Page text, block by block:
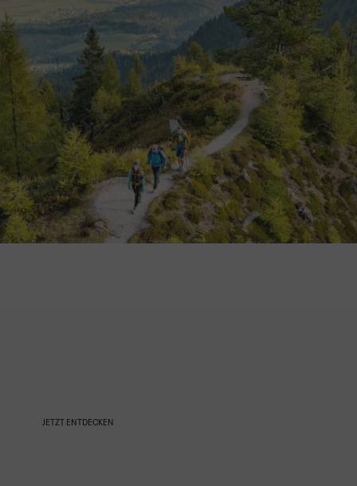
JETZT ENTDECKEN